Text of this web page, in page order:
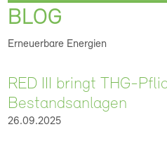
BLOG
Erneuerbare Energien
RED III bringt THG-
Bestandsanlagen
26.09.2025